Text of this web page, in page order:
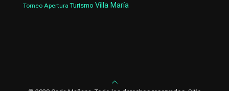
Torneo Apertura Turismo Villa María